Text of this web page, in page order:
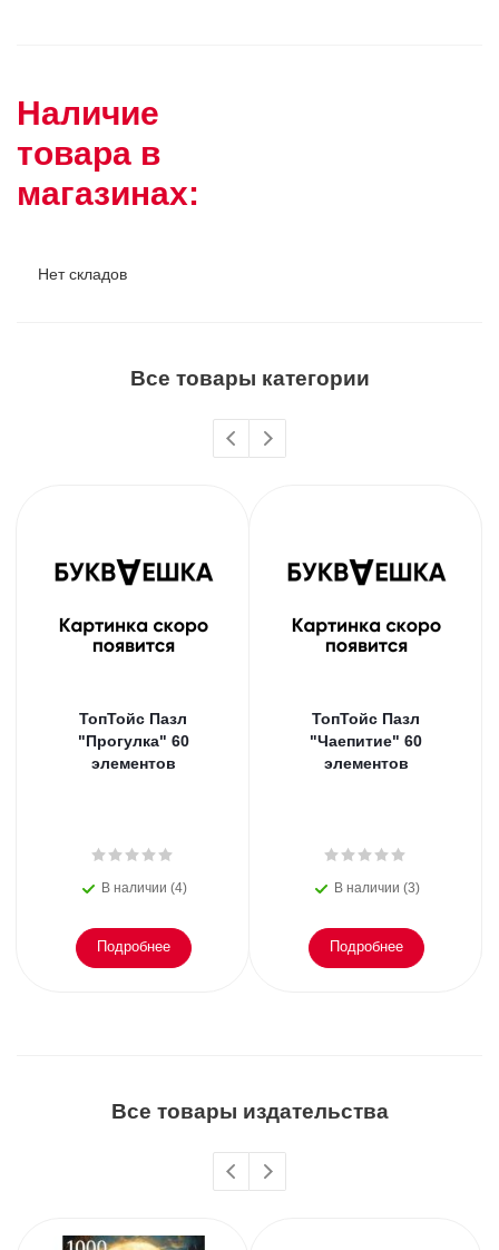
Наличие
товара в
магазинах:
Нет складов
Все товары категории
ТопТойс Пазл
"Прогулка" 60
элементов
В наличии (4)
Подробнее
ТопТойс Пазл
"Чаепитие" 60
элементов
В наличии (3)
Подробнее
Все товары издательства